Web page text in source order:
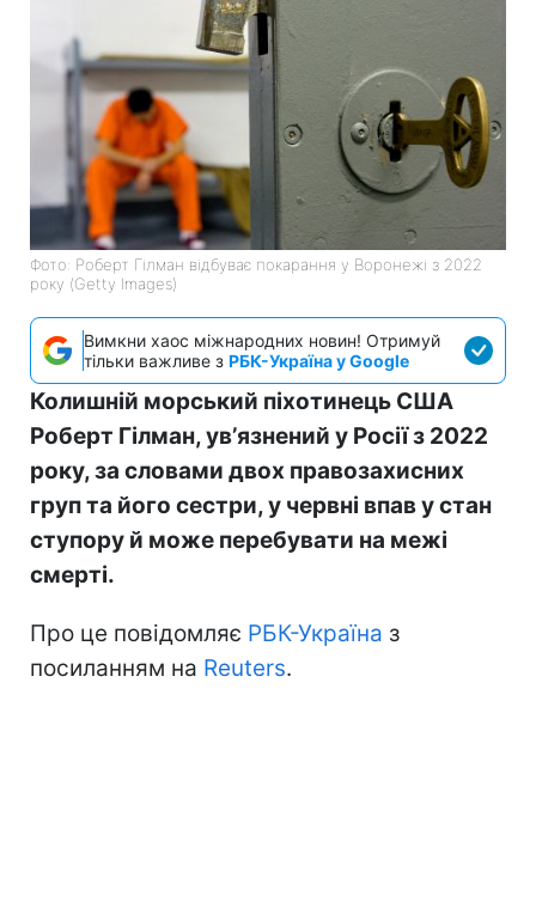
Фото: Роберт Гілман відбуває покарання у Воронежі з 2022
року (Getty Images)
Вимкни хаос міжнародних новин! Отримуй
тільки важливе з РБК-Україна у Google
Колишній морський піхотинець США
Роберт Гілман, увʼязнений у Росії з 2022
року, за словами двох правозахисних
груп та його сестри, у червні впав у стан
ступору й може перебувати на межі
смерті.
Про це повідомляє РБК-Україна з
посиланням на Reuters.